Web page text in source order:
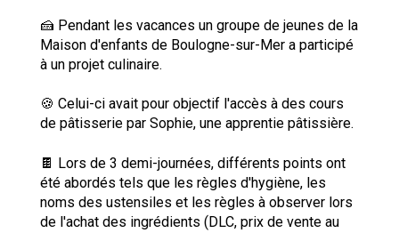
🍰 Pendant les vacances un groupe de jeunes de la
Maison d'enfants de Boulogne-sur-Mer a participé
à un projet culinaire.
🍪 Celui-ci avait pour objectif l'accès à des cours
de pâtisserie par Sophie, une apprentie pâtissière.
🍫 Lors de 3 demi-journées, différents points ont
été abordés tels que les règles d'hygiène, les
noms des ustensiles et les règles à observer lors
de l'achat des ingrédients (DLC, prix de vente au